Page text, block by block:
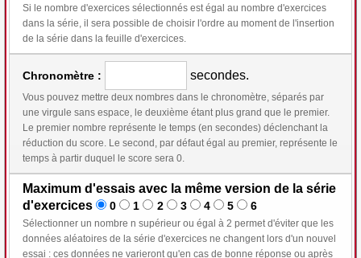
Si le nombre d'exercices sélectionnés est égal au nombre d'exercices
dans la série, il sera possible de choisir l'ordre au moment de l'insertion
de la série dans la feuille d'exercices.
Chronomètre : secondes.
Vous pouvez mettre deux nombres dans le chronomètre, séparés par
une virgule sans espace, le deuxième étant plus grand que le premier.
Le premier nombre représente le temps (en secondes) déclenchant la
réduction du score. Le second, par défaut égal au premier, représente le
temps à partir duquel le score sera 0.
Maximum d'essais avec la même version de la série
d'exercices
0 1 2 3 4 5 6
Sélectionner un nombre n supérieur ou égal à 2 permet d'éviter que les
données aléatoires de la série d'exercices ne changent lors d'un nouvel
essai : ces données ne varieront qu'en cas de bonne réponse ou après